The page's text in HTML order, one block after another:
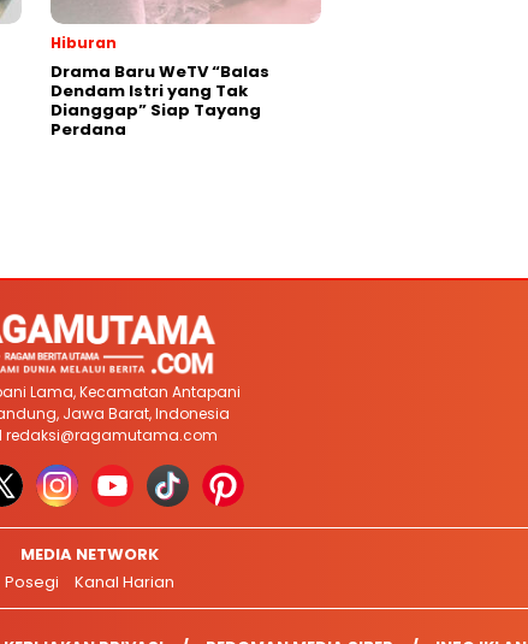
Hiburan
Drama Baru WeTV “Balas
Dendam Istri yang Tak
Dianggap” Siap Tayang
Perdana
Lama, Kecamatan Antapani
Jawa Barat, Indonesia
redaksi@ragamutama.com
MEDIA NETWORK
Posegi
Kanal Harian